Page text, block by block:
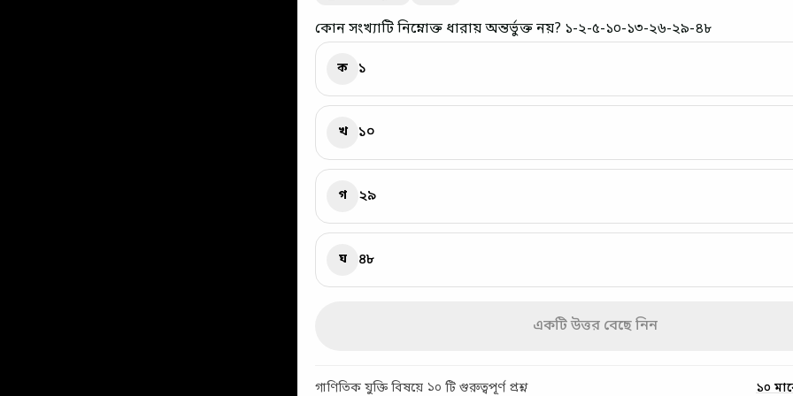
কোন সংখ্যাটি নিম্নোক্ত ধারায় অন্তর্ভুক্ত নয়? ১-২-৫-১০-১৩-২৬-২৯-৪৮
ক ১
খ ১০
গ ২৯
ঘ ৪৮
একটি উত্তর বেছে নিন
গাণিতিক যুক্তি বিষয়ে ১০ টি গুরুত্বপূর্ণ প্রশ্ন ১০